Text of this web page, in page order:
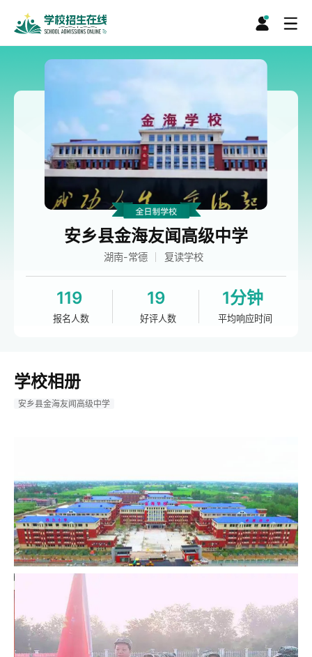
安乡县金海友闻高级中学
湖南-常德 复读学校
119
报名人数
19
好评人数
1分钟
平均响应时间
学校相册
安乡县金海友闻高级中学